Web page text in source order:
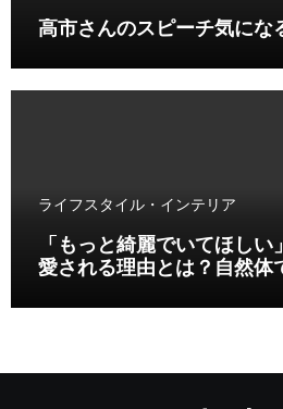
高市さんのスピーチ気にな
ライフスタイル・インテリア
「もっと綺麗でいてほし
愛される理由とは？自然体